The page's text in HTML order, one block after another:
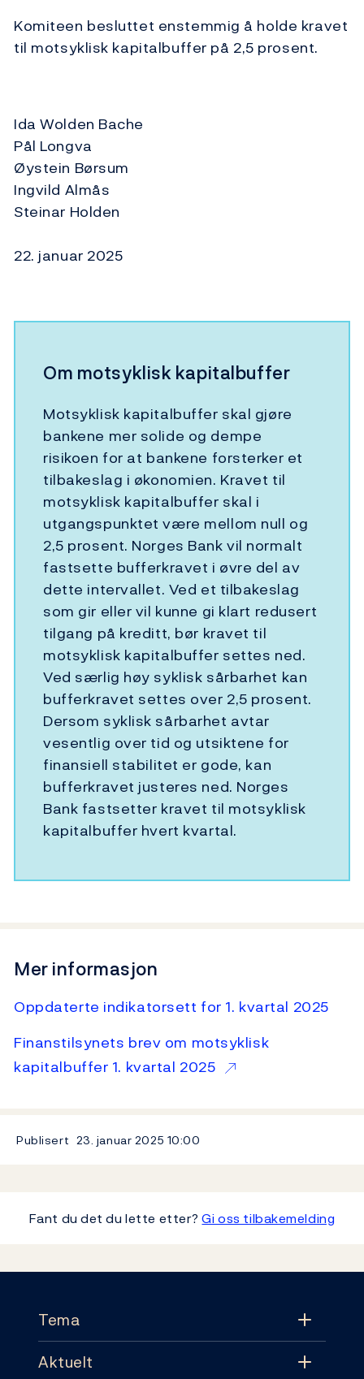
Komiteen besluttet enstemmig å holde kravet
til motsyklisk kapitalbuffer på 2,5 prosent.
Ida Wolden Bache
Pål Longva
Øystein Børsum
Ingvild Almås
Steinar Holden
22. januar 2025
Om motsyklisk kapitalbuffer
Motsyklisk kapitalbuffer skal gjøre
bankene mer solide og dempe
risikoen for at bankene forsterker et
tilbakeslag i økonomien. Kravet til
motsyklisk kapitalbuffer skal i
utgangspunktet være mellom null og
2,5 prosent. Norges Bank vil normalt
fastsette bufferkravet i øvre del av
dette intervallet. Ved et tilbakeslag
som gir eller vil kunne gi klart redusert
tilgang på kreditt, bør kravet til
motsyklisk kapitalbuffer settes ned.
Ved særlig høy syklisk sårbarhet kan
bufferkravet settes over 2,5 prosent.
Dersom syklisk sårbarhet avtar
vesentlig over tid og utsiktene for
finansiell stabilitet er gode, kan
bufferkravet justeres ned. Norges
Bank fastsetter kravet til motsyklisk
kapitalbuffer hvert kvartal.
Mer informasjon
Oppdaterte indikatorsett for 1. kvartal 2025
Finanstilsynets brev om motsyklisk
kapitalbuffer 1. kvartal 2025
Publisert 23. januar 2025 10:00
Fant du det du lette etter?Gi oss tilbakemelding
Tema
Tema
Aktuelt